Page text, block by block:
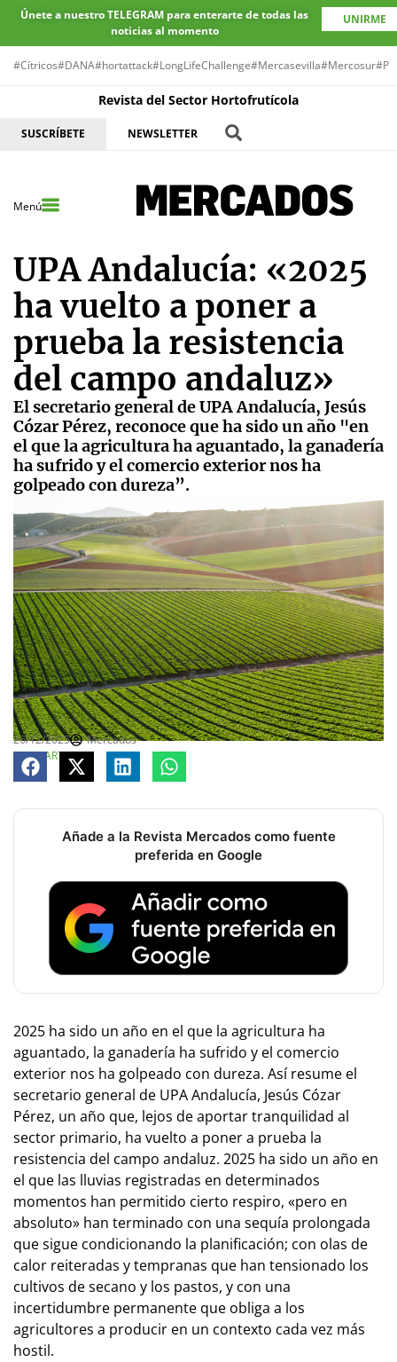
Únete a nuestro TELEGRAM para enterarte de todas las
noticias al momento
UNIRME
#Cítricos#DANA#hortattack#LongLifeChallenge#Mercasevilla#Mercosur
Revista del Sector Hortofrutícola
SUSCRÍBETE NEWSLETTER
Menú
UPA Andalucía: «2025
ha vuelto a poner a
prueba la resistencia
del campo andaluz»
El secretario general de UPA Andalucía, Jesús
Cózar Pérez, reconoce que ha sido un año "en
el que la agricultura ha aguantado, la ganadería
ha sufrido y el comercio exterior nos ha
golpeado con dureza”.
26/12/2025
Mercados
COMPARTE
Añade a la Revista Mercados como fuente
preferida en Google
2025 ha sido un año en el que la agricultura ha
aguantado, la ganadería ha sufrido y el comercio
exterior nos ha golpeado con dureza. Así resume el
secretario general de UPA Andalucía, Jesús Cózar
Pérez, un año que, lejos de aportar tranquilidad al
sector primario, ha vuelto a poner a prueba la
resistencia del campo andaluz. 2025 ha sido un año en
el que las lluvias registradas en determinados
momentos han permitido cierto respiro, «pero en
absoluto» han terminado con una sequía prolongada
que sigue condicionando la planificación; con olas de
calor reiteradas y tempranas que han tensionado los
cultivos de secano y los pastos, y con una
incertidumbre permanente que obliga a los
agricultores a producir en un contexto cada vez más
hostil.